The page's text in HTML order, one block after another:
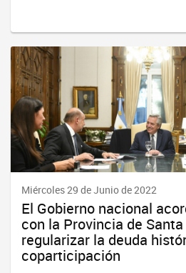
Miércoles 29 de Junio de 2022
El Gobierno nacional
con la Provincia de
regularizar la deuda
coparticipación